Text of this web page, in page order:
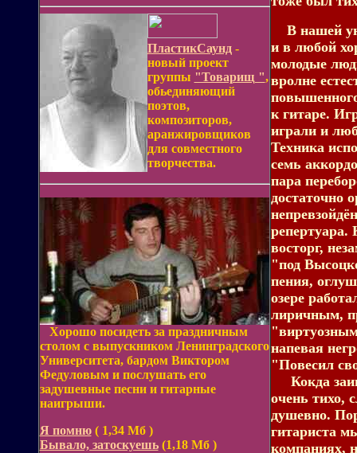
ПластикСаунд-
новый проект
группы "Товарищ ",
обьединяющий
поэтов,
композиторов,
аранжировщиков
для совместного
творчества.
Хорошо посидеть за праздничным
столом с выпускником Ленинградского
Университета, бардом Виктором
Федуловым и послушать его
задушевные песни и гитарные
наигрыши.
Я помню( 1,34 Мб )
Бывало, затоскуешь(1,18 Мб )
В нашей
и в любой
молодые
вролне
к гитаре.
играли и
Техника
семь
пара
достаточно
восторг,
"под
пения,
озере
лиричным,
напевая
"Повесил
Кокда
очень тихо,
душевно.
гитариста
компаниях,